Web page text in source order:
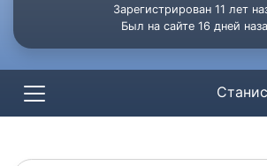
Зарегистрирован 11 лет
Был на сайте 16 дней